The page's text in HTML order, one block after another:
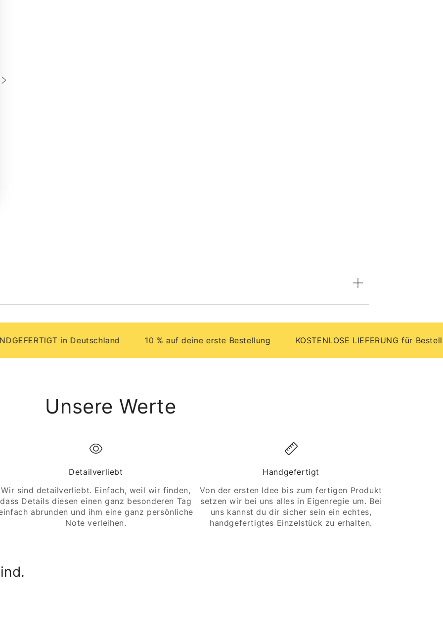
in Deutschland 10 % auf deine erste Bestellung KOSTENLOSE LIEFERUNG für
Unsere Werte
Detailverliebt
Wir sind detailverliebt. Einfach, weil wir finden,
dass Details diesen einen ganz besonderen Tag
abrunden und ihm eine ganz persönliche
Note verleihen.
Handgefertigt
Von der ersten Idee bis zum fertigen Produkt
setzen wir bei uns alles in Eigenregie um. Bei
uns kannst du dir sicher sein ein echtes,
handgefertigtes Einzelstück zu erhalten.